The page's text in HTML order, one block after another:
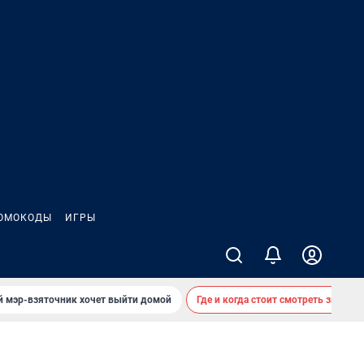
ИГРЫ
мэр-взяточник хочет выйти домой Где и когда стоит смотреть